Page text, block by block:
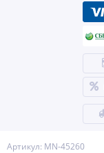
Артикул: MN-45260